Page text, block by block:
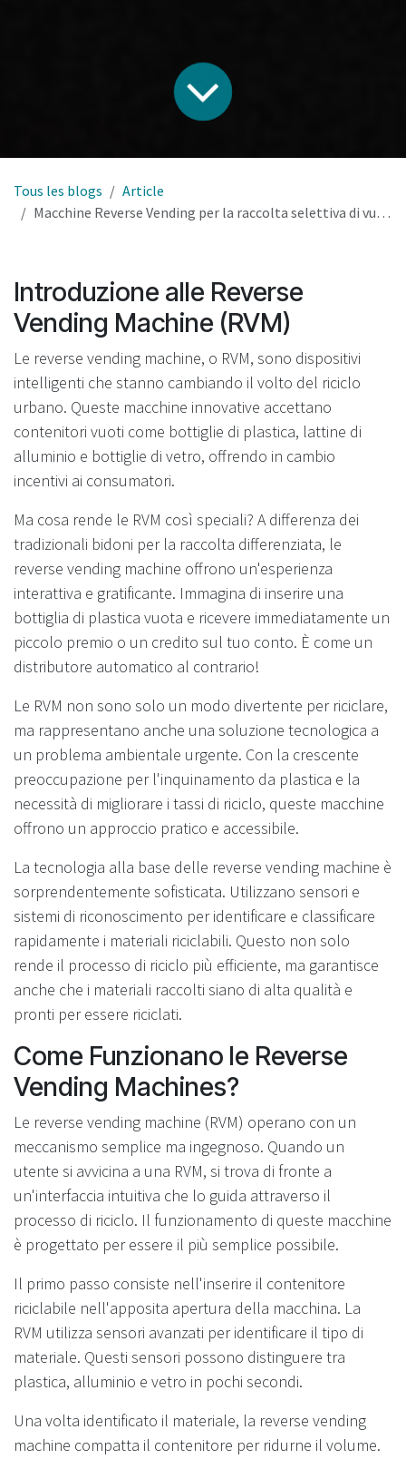
Tous les blogs
Article
Macchine Reverse Vending per la raccolta selettiva di vuoti.
Introduzione alle Reverse
Vending Machine (RVM)
Le reverse vending machine, o RVM, sono dispositivi
intelligenti che stanno cambiando il volto del riciclo
urbano. Queste macchine innovative accettano
contenitori vuoti come bottiglie di plastica, lattine di
alluminio e bottiglie di vetro, offrendo in cambio
incentivi ai consumatori.
Ma cosa rende le RVM così speciali? A differenza dei
tradizionali bidoni per la raccolta differenziata, le
reverse vending machine offrono un'esperienza
interattiva e gratificante. Immagina di inserire una
bottiglia di plastica vuota e ricevere immediatamente un
piccolo premio o un credito sul tuo conto. È come un
distributore automatico al contrario!
Le RVM non sono solo un modo divertente per riciclare,
ma rappresentano anche una soluzione tecnologica a
un problema ambientale urgente. Con la crescente
preoccupazione per l'inquinamento da plastica e la
necessità di migliorare i tassi di riciclo, queste macchine
offrono un approccio pratico e accessibile.
La tecnologia alla base delle reverse vending machine è
sorprendentemente sofisticata. Utilizzano sensori e
sistemi di riconoscimento per identificare e classificare
rapidamente i materiali riciclabili. Questo non solo
rende il processo di riciclo più efficiente, ma garantisce
anche che i materiali raccolti siano di alta qualità e
pronti per essere riciclati.
Come Funzionano le Reverse
Vending Machines?
Le reverse vending machine (RVM) operano con un
meccanismo semplice ma ingegnoso. Quando un
utente si avvicina a una RVM, si trova di fronte a
un'interfaccia intuitiva che lo guida attraverso il
processo di riciclo. Il funzionamento di queste macchine
è progettato per essere il più semplice possibile.
Il primo passo consiste nell'inserire il contenitore
riciclabile nell'apposita apertura della macchina. La
RVM utilizza sensori avanzati per identificare il tipo di
materiale. Questi sensori possono distinguere tra
plastica, alluminio e vetro in pochi secondi.
Una volta identificato il materiale, la reverse vending
machine compatta il contenitore per ridurne il volume.